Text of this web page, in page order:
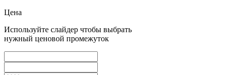
Цена
Используйте слайдер чтобы выбрать
нужный ценовой промежуток